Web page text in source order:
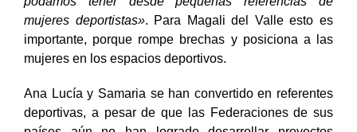
relevante, sobre todo para la vida de las niñas, que
podamos tener desde pequeñas referencias de
mujeres deportistas». Para Magali del Valle esto es
importante, porque rompe brechas y posiciona a las
mujeres en los espacios deportivos.
Ana Lucía y Samaria se han convertido en referentes